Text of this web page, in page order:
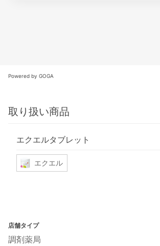
Powered by GOGA
取り扱い商品
エクエルタブレット
エクエル
店舗タイプ
調剤薬局